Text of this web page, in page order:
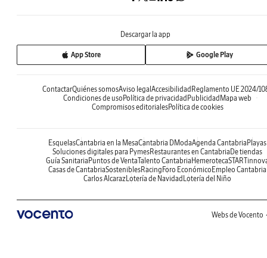
Descargar la app
App Store Google Play
ContactarQuiénes somosAviso legalAccesibilidadReglamento UE 2024/
Condiciones de usoPolítica de privacidadPublicidadMapa web
Compromisos editorialesPolítica de cookies
EsquelasCantabria en la MesaCantabria DModaAgenda CantabriaPlayas
Soluciones digitales para PymesRestaurantes en CantabriaDe tiendas
Guía SanitariaPuntos de VentaTalento CantabriaHemeroteca
Casas de CantabriaSosteniblesRacingForo EconómicoEmpleo Cantabria
Carlos AlcarazLotería de NavidadLotería del Niño
Webs de Vocento